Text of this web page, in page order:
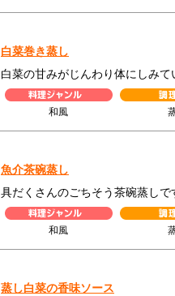
白菜巻き蒸し
白菜の甘みがじんわり体にしみて
和風
魚介茶碗蒸し
具だくさんのごちそう茶碗蒸しで
和風
蒸し白菜の香味ソース